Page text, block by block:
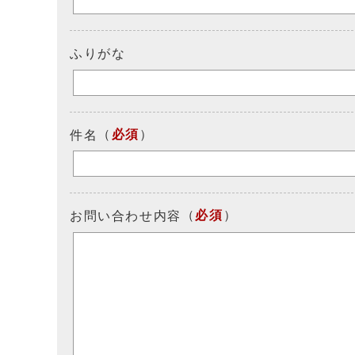
ふりがな
件名 （ 必須 ）
お問い合わせ内容 （ 必須 ）